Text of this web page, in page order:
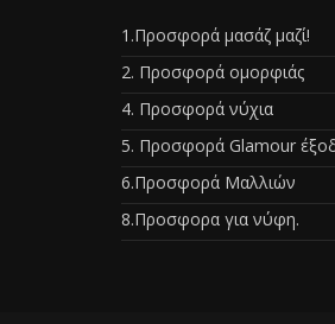
1.Προσφορά μασάζ μαζί!
2. Προσφορά ομορφιάς
4. Προσφορά νύχια
5. Προσφορά Glamour
6.Προσφορά Μαλλιών
8.Προσφορα για νύφη.